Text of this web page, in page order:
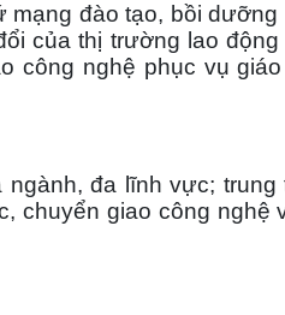
đào tạo, bồi dưỡng
của thị trường lao động
công nghệ phục vụ
đa lĩnh vực; trung
chuyển giao công nghệ